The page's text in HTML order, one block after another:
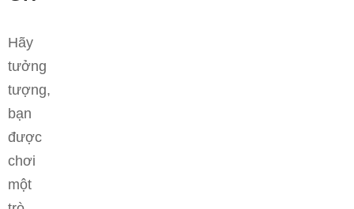
Hãy
tưởng
tượng,
bạn
được
chơi
một